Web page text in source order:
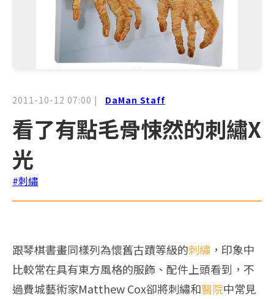
2011-10-12 07:00 | DaMan Staff
看了有點毛骨悚然的刺繡X
光
#刺繡
跟琴棋書畫同樣列為懷舊古蹟等級的刺繡 ，印象中
比較常在具有東方風格的服飾、配件上頭看到，不
過費城藝術家Matthew Cox卻將刺繡和醫院中常見